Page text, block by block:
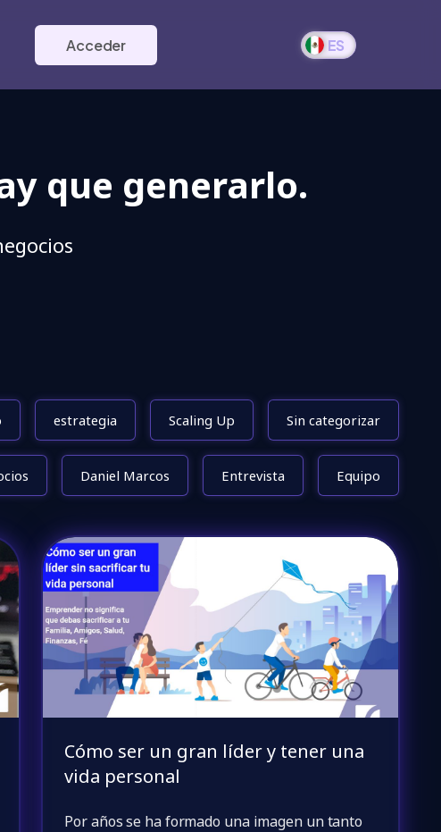
ES
Acceder
que generarlo.
estrategia Scaling Up Sin categorizar
Daniel Marcos Entrevista Equipo
Cómo ser un gran líder y tener una
vida personal
Por años se ha formado una imagen un tanto